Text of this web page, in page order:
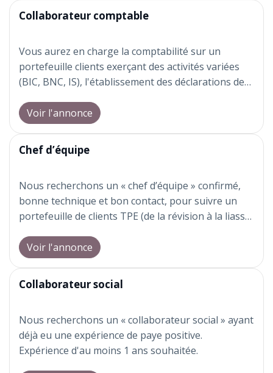
Collaborateur comptable
Vous aurez en charge la comptabilité sur un
portefeuille clients exerçant des activités variées
(BIC, BNC, IS), l'établissement des déclarations de
Bon relationnel nécessaire pour un travail en
équipe et avec vos clients.
Voir l'annonce
Chef d’équipe
Nous recherchons un « chef d’équipe » confirmé,
bonne technique et bon contact, pour suivre un
portefeuille de clients TPE (de la révision à la liasse
Vous travaillerez avec un assistant en charge de la
tenue et du social. Encadrement par les associés.
Voir l'annonce
Collaborateur social
Nous recherchons un « collaborateur social » ayant
déjà eu une expérience de paye positive.
Expérience d'au moins 1 ans souhaitée.